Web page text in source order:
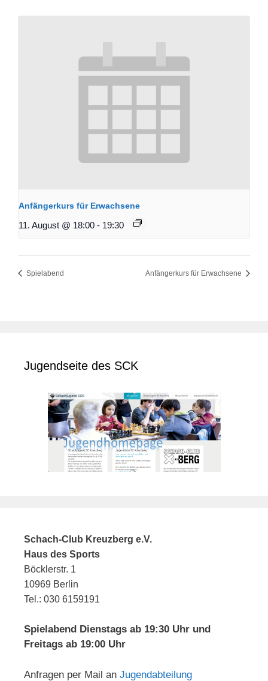
Anfängerkurs für Erwachsene
11. August @ 18:00 - 19:30
Spielabend Anfängerkurs für Erwachsene
Jugendseite des SCK
Schach-Club Kreuzberg e.V.
Haus des Sports
Böcklerstr. 1
10969 Berlin
Tel.: 030 6159191
Spielabend Dienstags ab 19:30 Uhr und
Freitags ab 19:00 Uhr
Anfragen per Mail an Jugendabteilung